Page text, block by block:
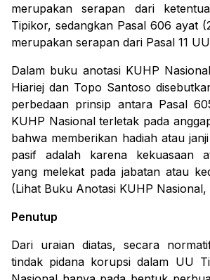
merupakan serapan dari
Tipikor, sedangkan Pasal 606 ayat
merupakan serapan dari Pasal 11
Dalam buku anotasi KUHP
Hiariej dan Topo Santoso
perbedaan prinsip antara Pasal
KUHP Nasional terletak pada
bahwa memberikan hadiah atau
pasif adalah karena kekuasaan
yang melekat pada jabatan atau
(Lihat Buku Anotasi KUHP Nasional,
Penutup
Dari uraian diatas, secara
tindak pidana korupsi dalam UU